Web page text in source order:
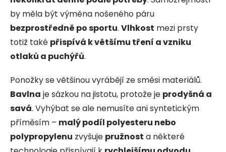
by měla být výměna nošeného páru
bezprostředně po sportu. Vlhkost mezi prsty
totiž také přispívá k většímu tření a vzniku
otlaků a puchýřů.
Ponožky se většinou vyrábějí ze směsi materiálů.
Bavlna je sázkou na jistotu, protože je prodyšná a
savá. Vyhýbat se ale nemusíte ani syntetickým
příměsím – malý podíl polyesteru nebo
polypropylenu zvyšuje pružnost a některé